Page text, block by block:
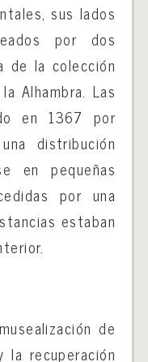
sus lados
por dos
de la colección
Alhambra. Las
en 1367 por
distribución
en pequeñas
por una
estaban
de
recuperación